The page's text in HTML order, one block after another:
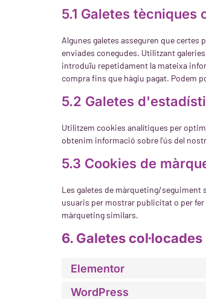
5.1 Galetes tècniques
Algunes galetes asseguren que
enviades conegudes. Utilitzant
introduïu repetidament la mateixa
compra fins que hàgiu pagat. Podem
5.2 Galetes
Utilitzem cookies analítiques per
obtenim informació sobre l'ús del
5.3 Cookies de
Les galetes de màrqueting/seguiment
usuaris per mostrar publicitat o per
màrqueting similars.
6. Galetes col·locades
Elementor
WordPress